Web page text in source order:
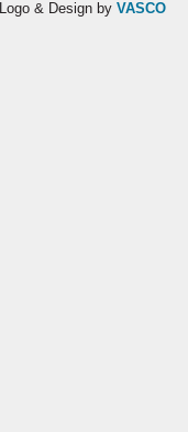
Logo & Design by VASCO